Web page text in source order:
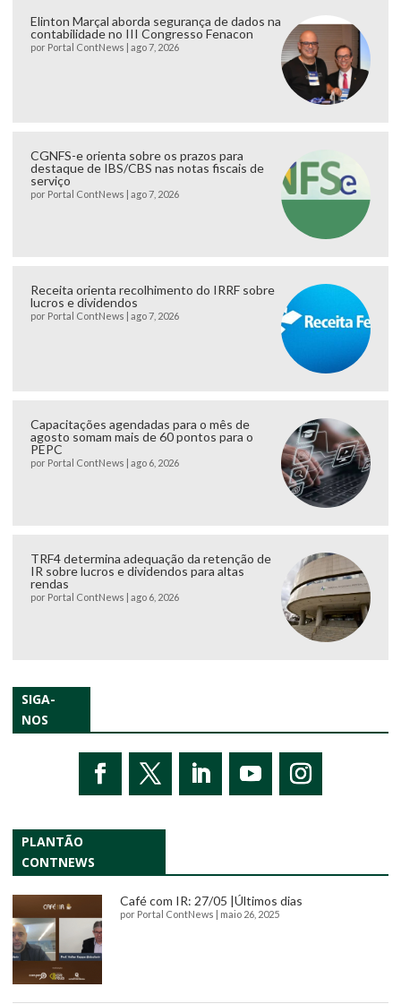
Elinton Marçal aborda segurança de dados na
contabilidade no III Congresso Fenacon
por Portal ContNews | ago 7, 2026
CGNFS-e orienta sobre os prazos para
destaque de IBS/CBS nas notas fiscais de
serviço
por Portal ContNews | ago 7, 2026
Receita orienta recolhimento do IRRF sobre
lucros e dividendos
por Portal ContNews | ago 7, 2026
Capacitações agendadas para o mês de
agosto somam mais de 60 pontos para o
PEPC
por Portal ContNews | ago 6, 2026
TRF4 determina adequação da retenção de
IR sobre lucros e dividendos para altas
rendas
por Portal ContNews | ago 6, 2026
SIGA-
NOS
PLANTÃO
CONTNEWS
Café com IR: 27/05 |Últimos dias
por Portal ContNews | maio 26, 2025